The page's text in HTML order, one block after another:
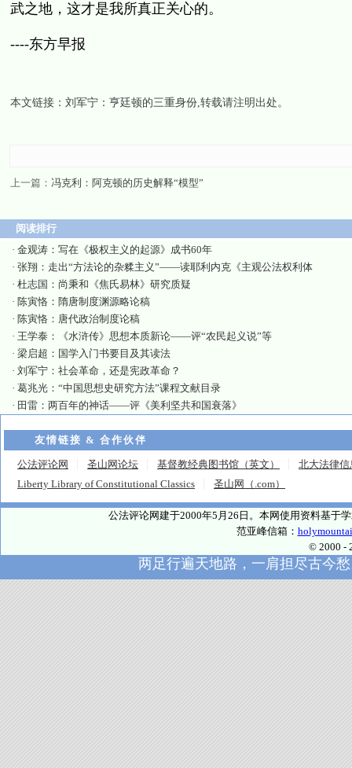
武之地，这才是我所真正关心的。
----东方早报
本文链接： 刘军宁：亨廷顿的三重身份,转载请注明出处。
上一篇： 冯克利：阿克顿的历史解释“模型”
阅读排行
· 金观涛：写在《极权主义的起源》成书60年
· 张翔：走出“方法论的杂糅主义”——读耶利内克《主观公法权利体
· 杜志国：尚秉和《焦氏易林》研究质疑
· 陈寅恪：隋唐制度渊源略论稿
· 陈寅恪：唐代政治制度论稿
· 王学泰：《水浒传》思想本质新论——评“农民起义说”等
· 梁启超：国学入门书要目及其读法
· 刘军宁：社会革命，还是宪政革命？
· 葛兆光：“中国思想史研究方法”课程文献目录
· 田雷：两百年的神话——评《美利坚共和国衰落》
友情链接 & 合作伙伴
公法评论网 圣山网论坛 基督教经典图书馆（英文）
北大法律信
Liberty Library of Constitutional Classics
圣山网（.com）
公法评论网建于2000年5月26日。本网使用资料基于
范亚峰信箱：
© 2000 -
两足行遍天地路，一肩担尽古今